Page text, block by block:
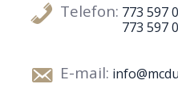
Telefon: 773 597
773 597
E-mail: